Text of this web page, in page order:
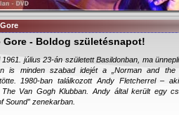
Gore - Boldog születésnapot!
július 23-án született Basildonban, ma
is minden szabad idejét a „Norman and the
1980-ban találkozott Andy Fletcherrel –
Van Gogh Klubban. Andy által került egy
Sound” zenekarban.